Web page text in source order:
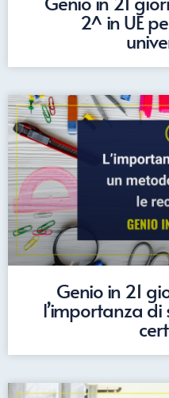
2^ in UE
Genio in 21
l’importanza